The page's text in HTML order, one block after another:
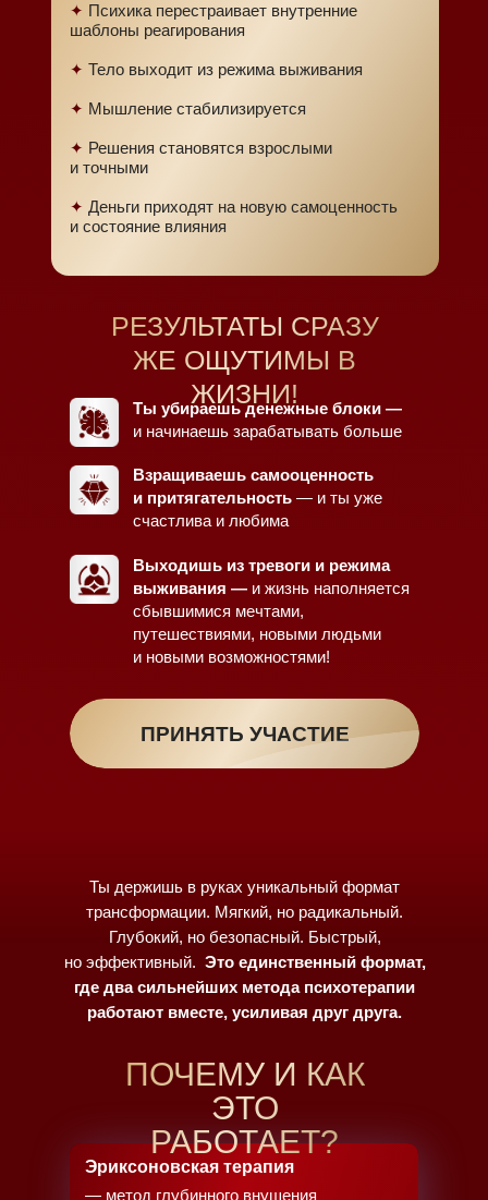
РЕЗУЛЬТАТЫ СРАЗУ
ЖЕ ОЩУТИМЫ В
ЖИЗНИ!
✦ Психика перестраивает внутренние
шаблоны реагирования
✦ Тело выходит из режима выживания
✦ Мышление стабилизируется
✦ Решения становятся взрослыми
и точными
✦ Деньги приходят на новую самоценность
и состояние влияния
Ты убираешь денежные блоки —
и начинаешь зарабатывать больше
Взращиваешь самооценность
и притягательность — и ты уже
счастлива и любима
Выходишь из тревоги и режима
выживания — и жизнь наполняется
сбывшимися мечтами,
путешествиями, новыми людьми
и новыми возможностями!
ПРИНЯТЬ УЧАСТИЕ
Эриксоновская терапия
— метод глубинного внушения
ПОЧЕМУ И КАК
ЭТО
РАБОТАЕТ?
Ты держишь в руках уникальный формат
трансформации. Мягкий, но радикальный.
Глубокий, но безопасный. Быстрый,
но эффективный. Это единственный формат,
где два сильнейших метода психотерапии
работают вместе, усиливая друг друга.